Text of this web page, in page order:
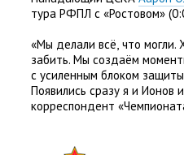
тура РФПЛ с «Ростовом» (
«Мы делали всё, что могли.
забить. Мы создаём
с усиленным блоком защиты
Появились сразу я и
корреспондент «